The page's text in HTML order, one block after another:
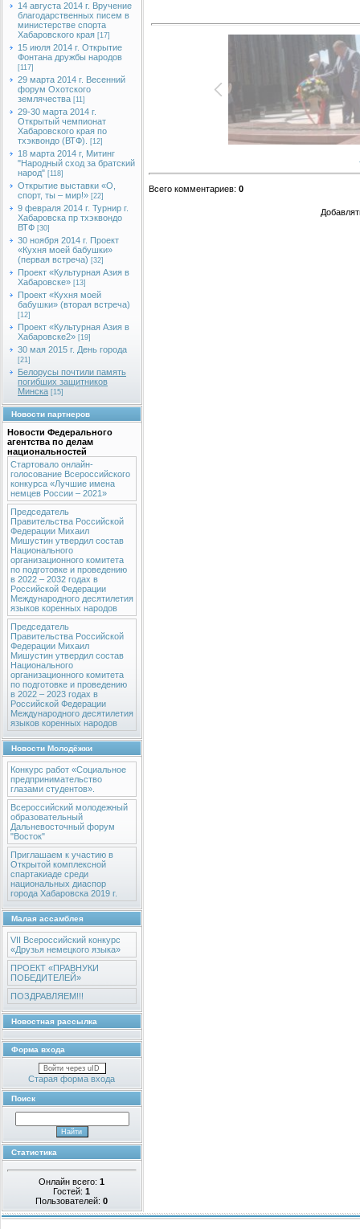
14 августа 2014 г. Вручение
благодарственных писем в
министерстве спорта
Хабаровского края [17]
15 июля 2014 г. Открытие
Фонтана дружбы народов
[117]
29 марта 2014 г. Весенний
форум Охотского
землячества [11]
29-30 марта 2014 г.
Открытый чемпионат
Хабаровского края по
тхэквондо (ВТФ).
[12]
18 марта 2014 г, Митинг
"Народный сход за братский
народ" [118]
Открытие выставки «О,
спорт, ты – мир!» [22]
9 февраля 2014 г. Турнир г.
Хабаровска пр тхэквондо
ВТФ [30]
30 ноября 2014 г. Проект
«Кухня моей бабушки»
(первая встреча) [32]
Проект «Культурная Азия в
Хабаровске» [13]
Проект «Кухня моей
бабушки» (вторая встреча)
[12]
Проект «Культурная Азия в
Хабаровске2» [19]
30 мая 2015 г. День города
[21]
Белорусы почтили память
погибших защитников
Минска [15]
Новости партнеров
Новости Федерального
агентства по делам
национальностей
Стартовало онлайн-
голосование Всероссийского
конкурса «Лучшие имена
немцев России – 2021»
Председатель
Правительства Российской
Федерации Михаил
Мишустин утвердил состав
Национального
организационного комитета
по подготовке и проведению
в 2022 – 2032 годах в
Российской Федерации
Международного десятилетия
языков коренных народов
Председатель
Правительства Российской
Федерации Михаил
Мишустин утвердил состав
Национального
организационного комитета
по подготовке и проведению
в 2022 – 2023 годах в
Российской Федерации
Международного десятилетия
языков коренных народов
Новости Молодёжки
Конкурс работ «Социальное
предпринимательство
глазами студентов».
Всероссийский молодежный
образовательный
Дальневосточный форум
"Восток"
Приглашаем к участию в
Открытой комплексной
спартакиаде среди
национальных диаспор
города Хабаровска 2019 г.
Малая ассамблея
VII Всероссийский конкурс
«Друзья немецкого языка»
ПРОЕКТ «ПРАВНУКИ
ПОБЕДИТЕЛЕЙ»
ПОЗДРАВЛЯЕМ!!!
Новостная рассылка
Форма входа
Войти через uID
Старая форма входа
Поиск
Статистика
Онлайн всего:1
Гостей:1
Пользователей:0
Всего комментариев: 0